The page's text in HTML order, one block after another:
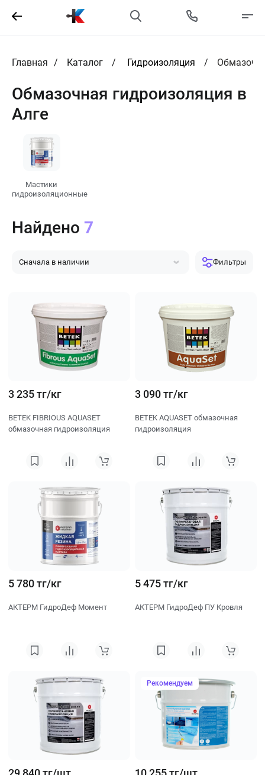
Главная Каталог Гидроизоляция
Обмазочная гидроизоляция в
Алге
Мастики
гидроизоляционные
Сначала в наличии
Фильтры
Найдено 7
3 235 тг/кг
BETEK FIBRIOUS AQUASET
обмазочная гидроизоляция
3 090 тг/кг
BETEK AQUASET обмазочная
гидроизоляция
5 780 тг/кг
АКТЕРМ ГидроДеф Момент
5 475 тг/кг
АКТЕРМ ГидроДеф ПУ Кровля
Рекомендуем